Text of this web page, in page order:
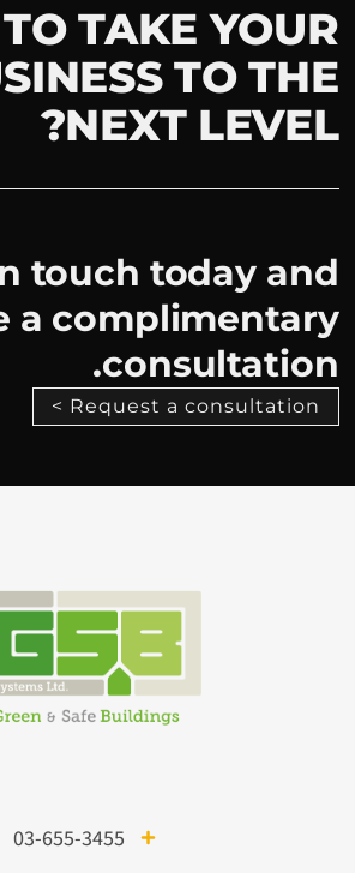
TAKE YOUR
TO THE
NEXT LEVEL?
touch today and
a complimentary
consultation.
Request a consultation >
03-655-3455